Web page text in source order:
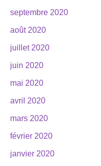
septembre 2020
août 2020
juillet 2020
juin 2020
mai 2020
avril 2020
mars 2020
février 2020
janvier 2020